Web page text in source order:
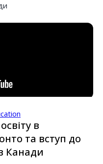
в
та вступ до
Канади